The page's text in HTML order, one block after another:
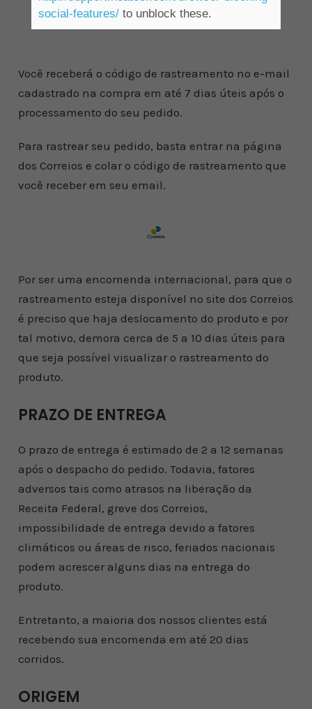
Você receberá o código de rastreamento no e-mail
cadastrado na compra em até 7 dias úteis após o
processamento do seu pedido.
Para rastrear seu pedido, basta entrar na página
dos Correios e colar o código de rastreamento que
você receber em seu email.
Por ser uma encomenda internacional, para que o
rastreamento esteja disponível no site dos Correios
é preciso que haja deslocamento do produto e por
tal motivo, demora cerca de 5 a 10 dias úteis para
que seja possível visualizar o rastreamento do
produto.
PRAZO DE ENTREGA
O prazo de entrega é estimado de 2 a 12 semanas
após o despacho do pedido. Todavia, fatores
adversos tais como atrasos na liberação da
Receita Federal, greve dos Correios,
impossibilidade de entrega devido a fatores
climáticos ou áreas de risco, feriados nacionais
podem acrescer alguns dias na entrega do
produto.
Entretanto, a maioria dos nossos clientes está
recebendo sua encomenda em até 20 dias
corridos.
ORIGEM
social-features/to unblock these.